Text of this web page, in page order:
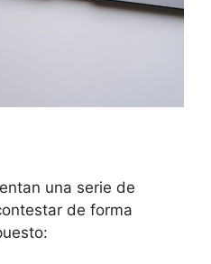
una serie de
de forma